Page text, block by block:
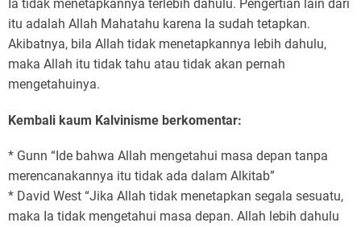
Ia tidak menetapkannya terlebih dahulu. Pengertian lain dari
itu adalah Allah Mahatahu karena Ia sudah tetapkan.
Akibatnya, bila Allah tidak menetapkannya lebih dahulu,
maka Allah itu tidak tahu atau tidak akan pernah
mengetahuinya.
Kembali kaum Kalvinisme berkomentar:
* Gunn “Ide bahwa Allah mengetahui masa depan tanpa
merencanakannya itu tidak ada dalam Alkitab”
* David West “Jika Allah tidak menetapkan segala sesuatu,
maka Ia tidak mengetahui masa depan. Allah lebih dahulu